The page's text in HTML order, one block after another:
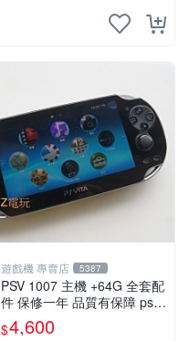
遊戲機 專賣店 5387
PSV 1007 主機 +64G 全套配
件 保修一年 品質有保障 psvit
$4,600